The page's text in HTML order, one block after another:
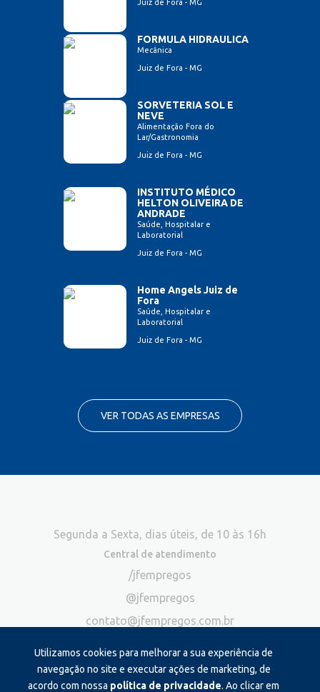
Juiz de Fora - MG
FORMULA HIDRAULICA
Mecânica
Juiz de Fora - MG
SORVETERIA SOL E
NEVE
Alimentação Fora do
Lar/Gastronomia
Juiz de Fora - MG
INSTITUTO MÉDICO
HELTON OLIVEIRA DE
ANDRADE
Saúde, Hospitalar e
Laboratorial
Juiz de Fora - MG
Home Angels Juiz de
Fora
Saúde, Hospitalar e
Laboratorial
Juiz de Fora - MG
VER TODAS AS EMPRESAS
Utilizamos cookies para melhorar a sua experiência de
navegação no site e executar ações de marketing, de
acordo com nossa política de privacidade. Ao clicar em
Segunda a Sexta, dias úteis, de 10 às 16h
Central de atendimento
/jfempregos
@jfempregos
contato@jfempregos.com.br
Publicidade
*Exclusivo para atendimento via chat. Não atendemos ligações neste